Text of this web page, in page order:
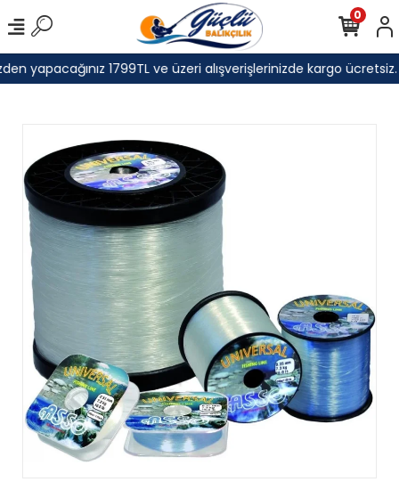
yapacağınız 1799TL ve üzeri alışverişlerinizde kargo ücretsiz.
0